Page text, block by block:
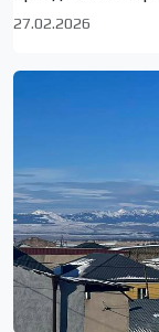
27.02.2026